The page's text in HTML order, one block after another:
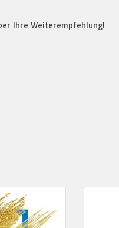
Ihre Weiterempfehlung!